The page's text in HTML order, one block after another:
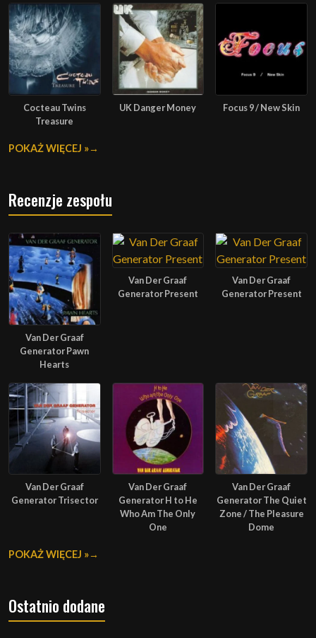
Cocteau Twins
Treasure
UK Danger Money Focus 9 / New Skin
POKAŻ WIĘCEJ »
Recenzje zespołu
Van Der Graaf
Generator Pawn
Hearts
Van Der Graaf
Generator Present
Van Der Graaf
Generator Present
Van Der Graaf
Generator Trisector
Van Der Graaf
Generator H to He
Who Am The Only
One
Van Der Graaf
Generator The Quiet
Zone / The Pleasure
Dome
POKAŻ WIĘCEJ »
Ostatnio dodane